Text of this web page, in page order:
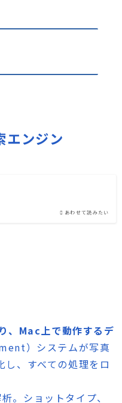
エンジン
あわせて読みたい
、Mac上で動作するデ
）システムが写真
、すべての処理をロ
。ショットタイプ、